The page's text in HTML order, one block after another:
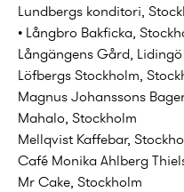
Lundbergs konditori,
• Långbro Bakficka,
Långängens Gård, Lidingö
Löfbergs Stockholm,
Magnus Johanssons
Mahalo, Stockholm
Mellqvist Kaffebar,
Café Monika Ahlberg
Mr Cake, Stockholm